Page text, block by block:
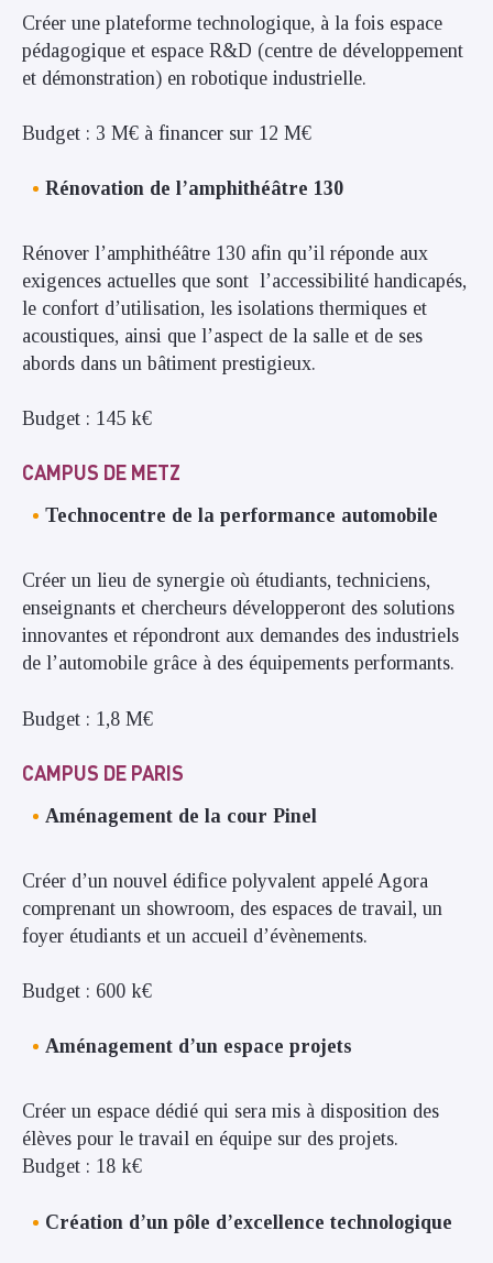
Créer une plateforme technologique, à la fois espace
pédagogique et espace R&D (centre de développement
et démonstration) en robotique industrielle.
Budget : 3 M€ à financer sur 12 M€
Rénovation de l’amphithéâtre 130
Rénover l’amphithéâtre 130 afin qu’il réponde aux
exigences actuelles que sont l’accessibilité handicapés,
le confort d’utilisation, les isolations thermiques et
acoustiques, ainsi que l’aspect de la salle et de ses
abords dans un bâtiment prestigieux.
Budget : 145 k€
CAMPUS DE METZ
Technocentre de la performance automobile
Créer un lieu de synergie où étudiants, techniciens,
enseignants et chercheurs développeront des solutions
innovantes et répondront aux demandes des industriels
de l’automobile grâce à des équipements performants.
Budget : 1,8 M€
CAMPUS DE PARIS
Aménagement de la cour Pinel
Créer d’un nouvel édifice polyvalent appelé Agora
comprenant un showroom, des espaces de travail, un
foyer étudiants et un accueil d’évènements.
Budget : 600 k€
Aménagement d’un espace projets
Créer un espace dédié qui sera mis à disposition des
élèves pour le travail en équipe sur des projets.
Budget : 18 k€
Création d’un pôle d’excellence technologique